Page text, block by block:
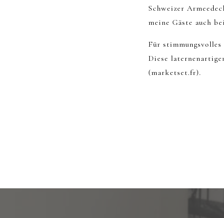
Schweizer
meine Gäste auch
Für
Diese
(marketset.fr).